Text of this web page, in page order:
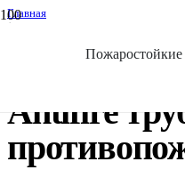
Главная
/
Antifire